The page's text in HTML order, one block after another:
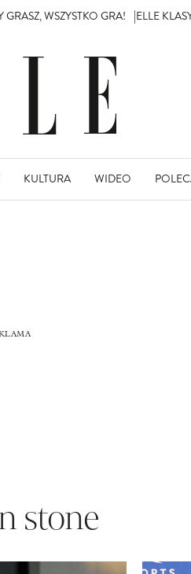
GRASZ, WSZYSTKO GRA! ELLE
KULTURA WIDEO
stone